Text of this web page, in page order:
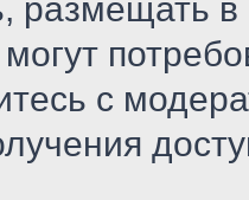
размещать
с